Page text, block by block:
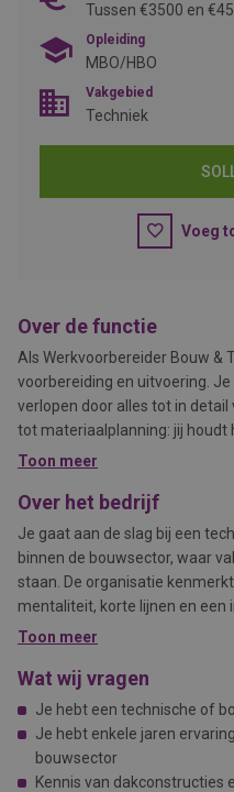
Tussen €3500 en
Opleiding
MBO/HBO
Vakgebied
Techniek
Voeg
Over de functie
Als Werkvoorbereider Bouw &
voorbereiding en uitvoering.
verlopen door alles tot in
tot materiaalplanning: jij houdt
Toon meer
Over het bedrijf
Je gaat aan de slag bij een
binnen de bouwsector, waar
staan. De organisatie
mentaliteit, korte lijnen en
gewerkt in een hecht team
Toon meer
Wat wij vragen
Je hebt een technische of
Je hebt enkele jaren
bouwsector
Kennis van dakconstructies